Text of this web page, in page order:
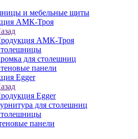
и мебельные щиты
АМК-Троя
АМК-Троя
для столешниц
панели
Egger
Egger
для столешниц
панели